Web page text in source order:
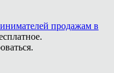
продажам в